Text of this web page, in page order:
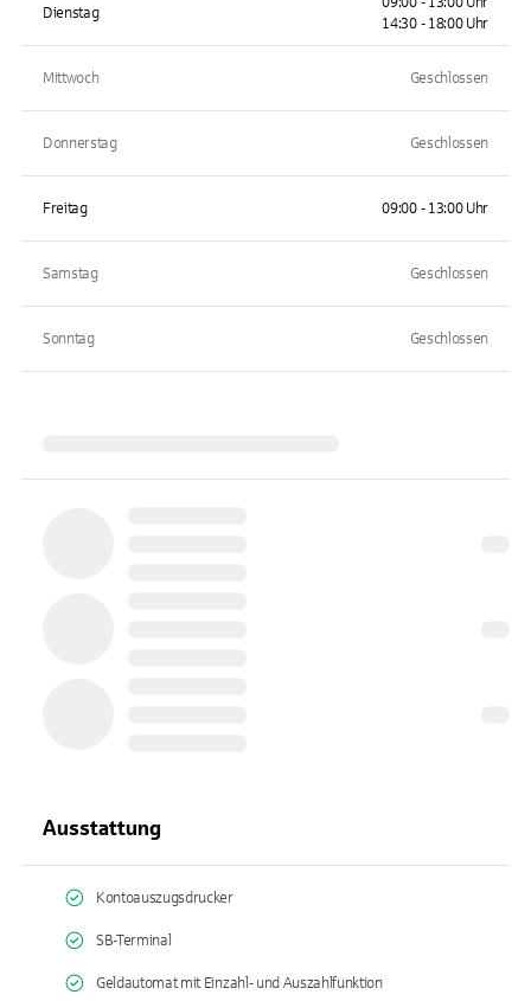
Dienstag
14:30 - 18:00 Uhr
Mittwoch Geschlossen
Donnerstag Geschlossen
Freitag 09:00 - 13:00 Uhr
Samstag Geschlossen
Sonntag Geschlossen
Ausstattung
Kontoauszugsdrucker
SB-Terminal
Geldautomat mit Einzahl- und Auszahlfunktion